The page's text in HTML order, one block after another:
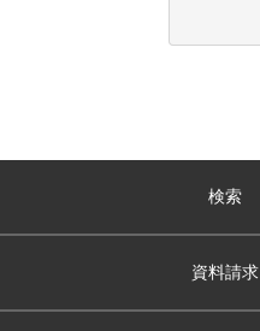
検索
資料請求